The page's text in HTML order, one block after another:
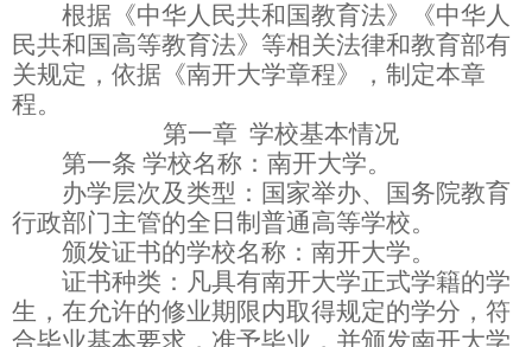
根据《中华人民共和国教育法》《中华人
民共和国高等教育法》等相关法律和教育部有
关规定，依据《南开大学章程》，制定本章
程。
第一章 学校基本情况
第一条 学校名称：南开大学。
办学层次及类型：国家举办、国务院教育
行政部门主管的全日制普通高等学校。
颁发证书的学校名称：南开大学。
证书种类：凡具有南开大学正式学籍的学
生，在允许的修业期限内取得规定的学分，符
合毕业基本要求，准予毕业，并颁发南开大学